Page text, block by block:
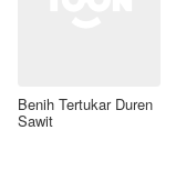
Benih Tertukar Duren
Sawit